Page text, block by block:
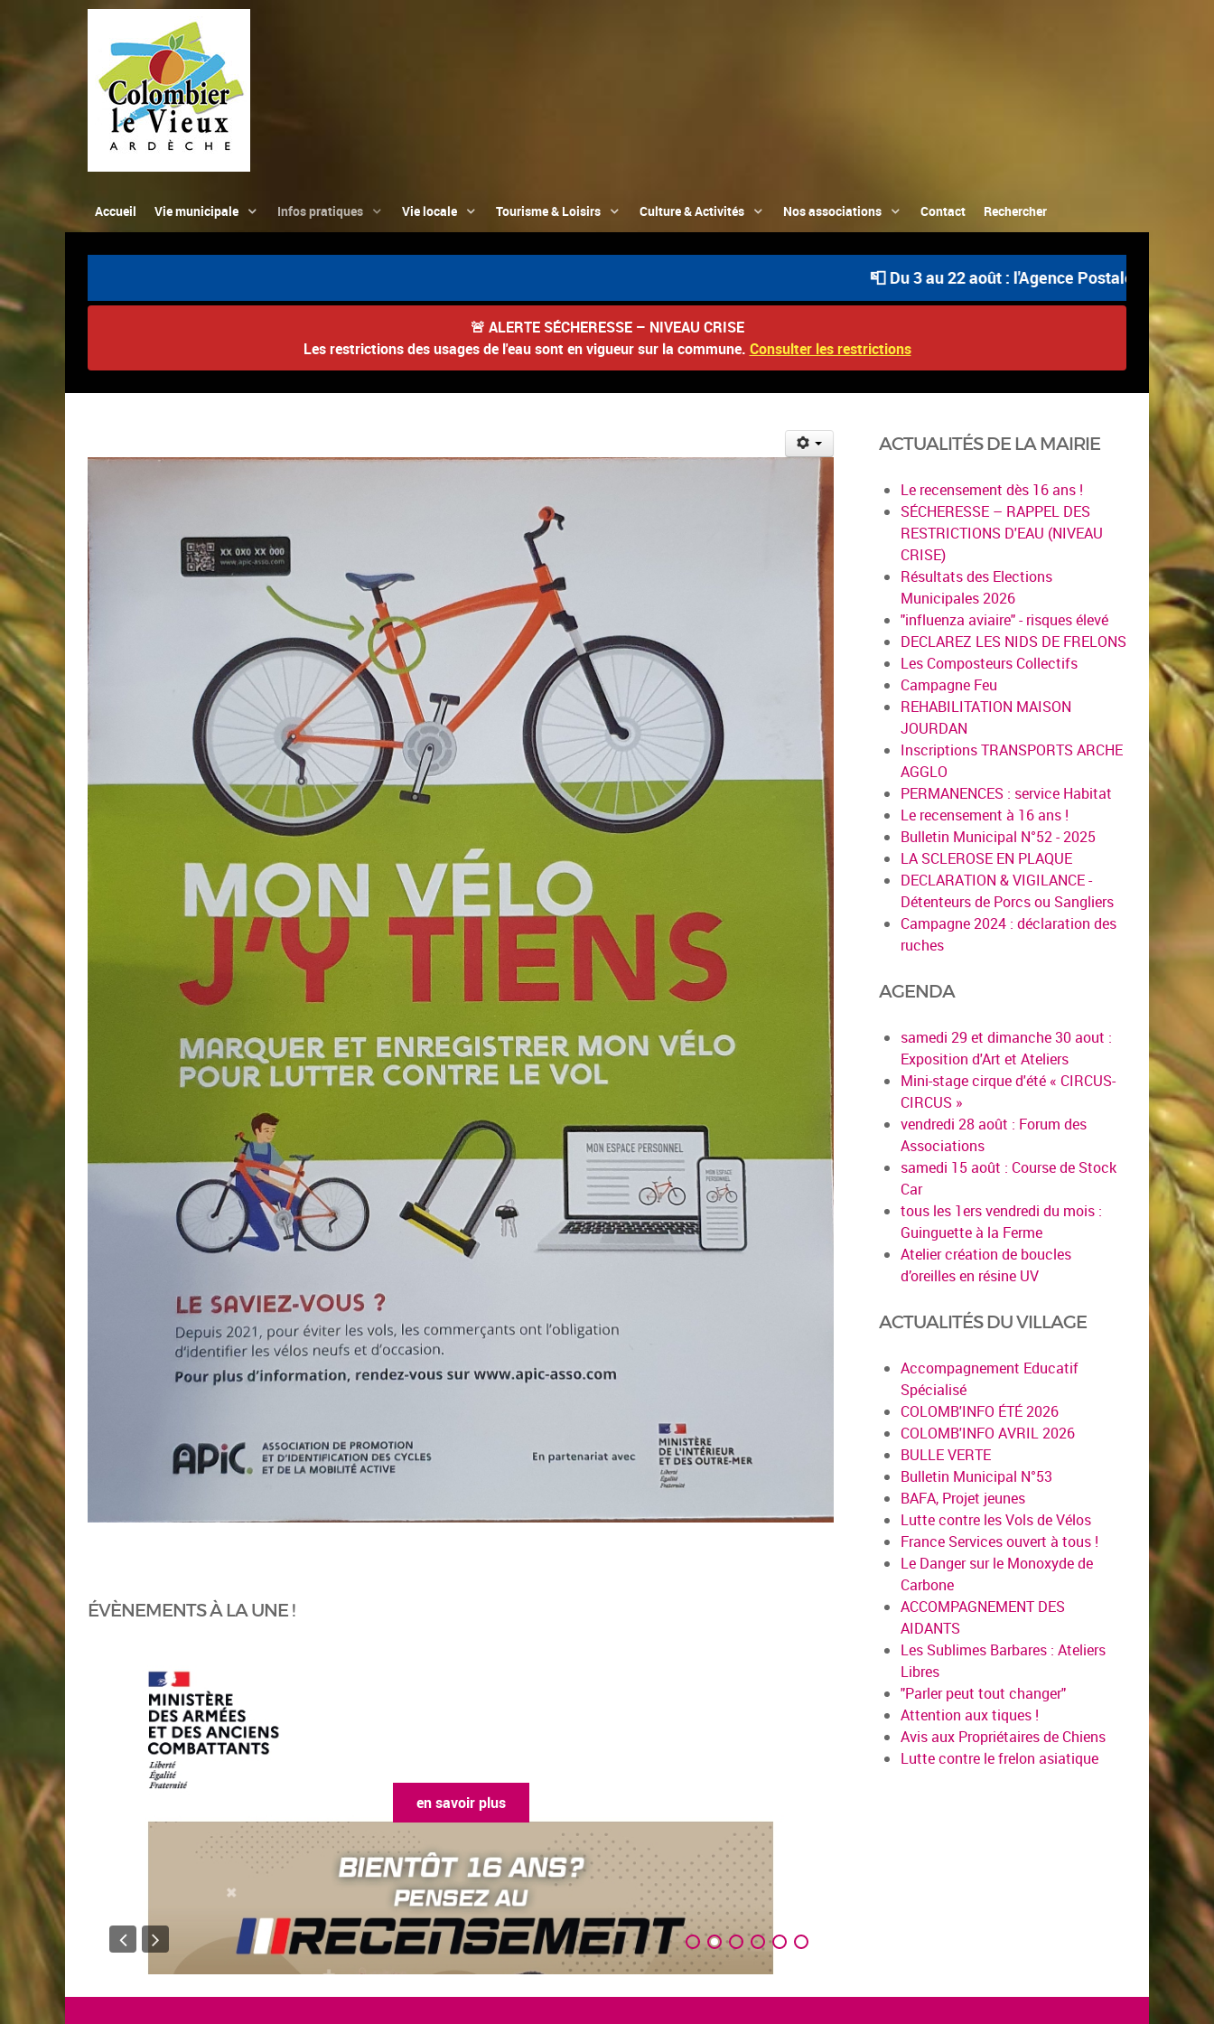
Accueil Vie municipale Infos pratiques Vie locale Tourisme & Loisirs Culture & Activités Nos associations Contact Rechercher
📮 Du 3 au 22 août : l'Agence Postale Communale
🚨 ALERTE SÉCHERESSE – NIVEAU CRISE
Les restrictions des usages de l'eau sont en vigueur sur la commune. Consulter les restrictions
ÉVÈNEMENTS À LA UNE !
en savoir plus en
ACTUALITÉS DE LA MAIRIE
Le recensement dès 16 ans !
SÉCHERESSE – RAPPEL DES
RESTRICTIONS D'EAU (NIVEAU
CRISE)
Résultats des Elections
Municipales 2026
"influenza aviaire" - risques élevé
DECLAREZ LES NIDS DE FRELONS
Les Composteurs Collectifs
Campagne Feu
REHABILITATION MAISON
JOURDAN
Inscriptions TRANSPORTS ARCHE
AGGLO
PERMANENCES : service Habitat
Le recensement à 16 ans !
Bulletin Municipal N°52 - 2025
LA SCLEROSE EN PLAQUE
DECLARATION & VIGILANCE -
Détenteurs de Porcs ou Sangliers
Campagne 2024 : déclaration des
ruches
AGENDA
samedi 29 et dimanche 30 aout :
Exposition d'Art et Ateliers
Mini-stage cirque d'été « CIRCUS-
CIRCUS »
vendredi 28 août : Forum des
Associations
samedi 15 août : Course de Stock
Car
tous les 1ers vendredi du mois :
Guinguette à la Ferme
Atelier création de boucles
d’oreilles en résine UV
ACTUALITÉS DU VILLAGE
Accompagnement Educatif
Spécialisé
COLOMB'INFO ÉTÉ 2026
COLOMB'INFO AVRIL 2026
BULLE VERTE
Bulletin Municipal N°53
BAFA, Projet jeunes
Lutte contre les Vols de Vélos
France Services ouvert à tous !
Le Danger sur le Monoxyde de
Carbone
ACCOMPAGNEMENT DES
AIDANTS
Les Sublimes Barbares : Ateliers
Libres
"Parler peut tout changer"
Attention aux tiques !
Avis aux Propriétaires de Chiens
Lutte contre le frelon asiatique